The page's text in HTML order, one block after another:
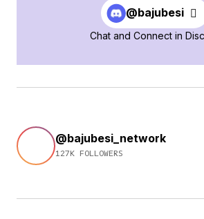
@bajubesi
Chat and Connect in
@bajubesi_network
127K FOLLOWERS